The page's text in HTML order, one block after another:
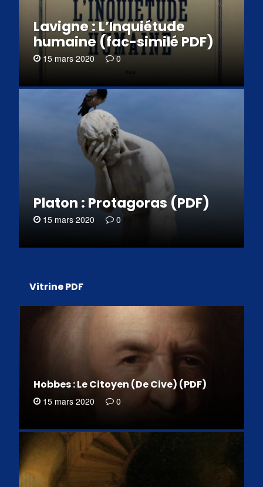
Lavigne : L’Inquiétude
humaine (fac-similé PDF)
15 mars 2020 0
Platon : Protagoras (PDF)
15 mars 2020 0
Vitrine PDF
Hobbes : Le Citoyen (De Cive) (PDF)
15 mars 2020 0